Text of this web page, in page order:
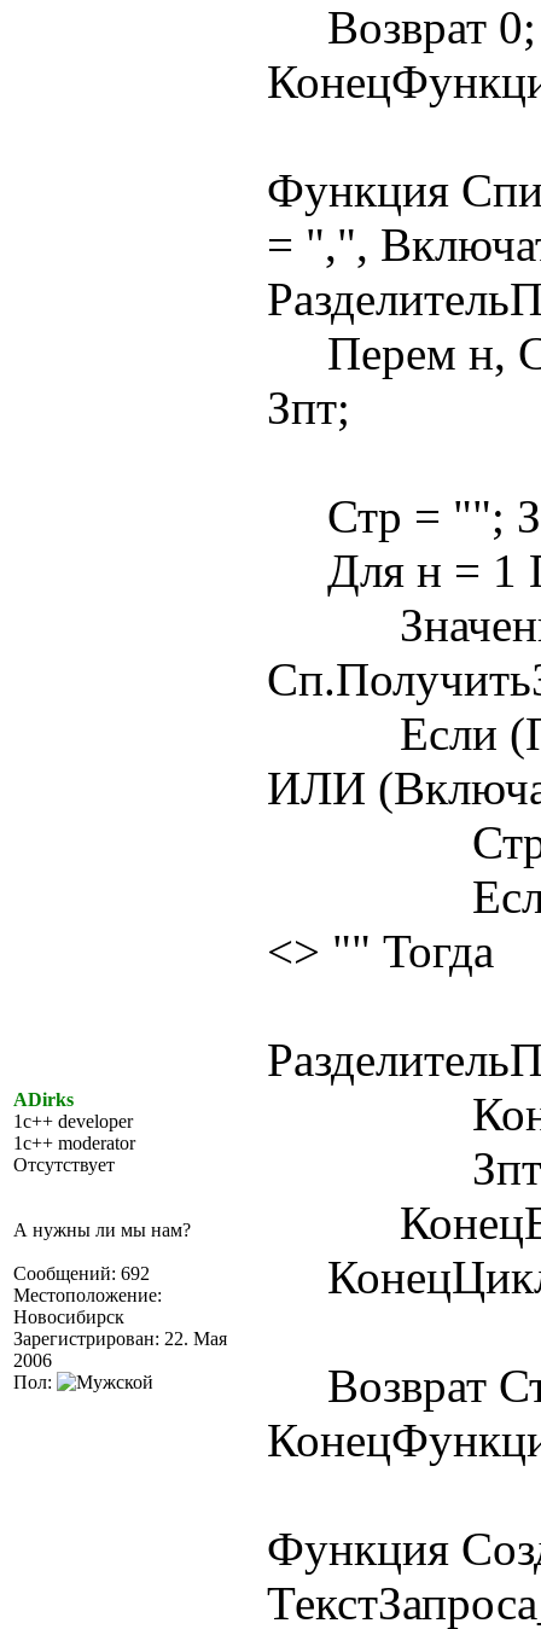
ADirks
1c++ developer
1c++ moderator
Отсутствует
А нужны ли мы нам?
Сообщений: 692
Местоположение:
Новосибирск
Зарегистрирован: 22. Мая
2006
Пол:
Возврат 0;
Функция
= ",",
Перем н,
Зпт;
Стр = "";
Для н = 1
Если
ИЛИ
Стр =
Если
<> "" Тогда
Зпт =
Возврат
Функция